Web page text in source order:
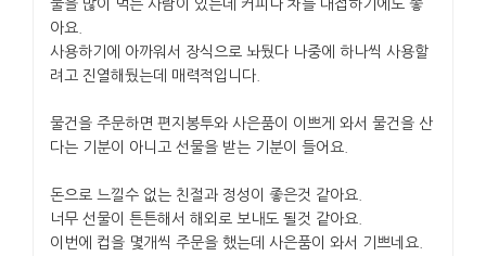
물을 많이 먹는 사람이 있는데 커피나 차를 대접하기에도 좋
아요.
사용하기에 아까워서 장식으로 놔뒀다 나중에 하나씩 사용할
려고 진열해뒀는데 매력적입니다.
물건을 주문하면 편지봉투와 사은품이 이쁘게 와서 물건을 산
다는 기분이 아니고 선물을 받는 기분이 들어요.
돈으로 느낄수 없는 친절과 정성이 좋은것 같아요.
너무 선물이 튼튼해서 해외로 보내도 될것 같아요.
이번에 컵을 몇개씩 주문을 했는데 사은품이 와서 기쁘네요.